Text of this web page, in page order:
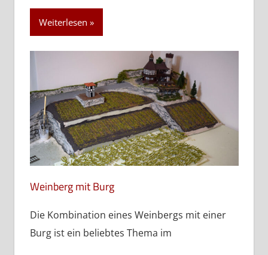
Weiterlesen
Weinberg mit Burg
Die Kombination eines Weinbergs mit einer
Burg ist ein beliebtes Thema im